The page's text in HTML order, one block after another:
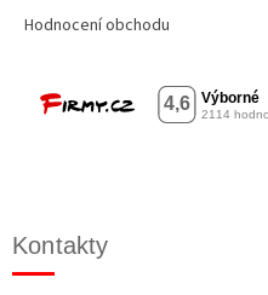
Hodnocení obchodu
Kontakty